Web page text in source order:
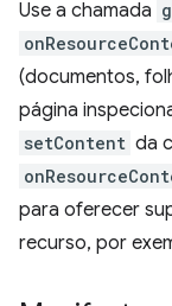
Use a chamada
(documentos,
página
setContent da
para oferecer
recurso, por